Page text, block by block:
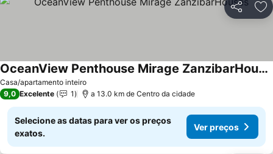
Partilhar
Casa/apartamento inteiro
OceanView Penthouse Mirage ZanzibarHouses
9,0 Excelente 1 a 13.0 km de Centro da cidade
Selecione as datas para ver os preços
exatos.
Ver preços